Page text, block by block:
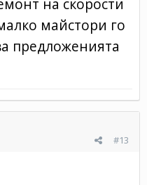
майстори го
предложенията
#13